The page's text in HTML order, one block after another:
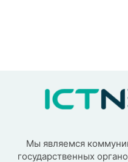
Мы являемся
государственных